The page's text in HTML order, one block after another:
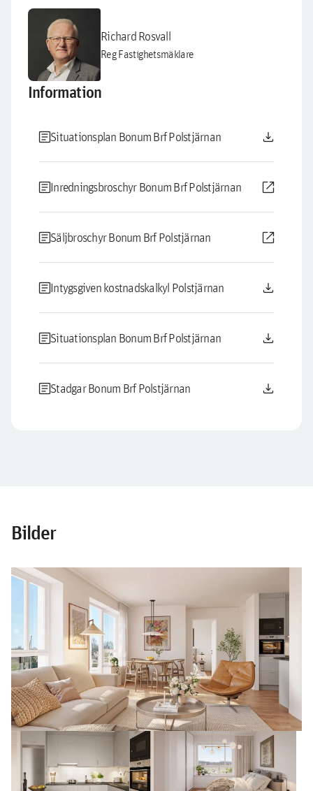
Richard Rosvall
Reg Fastighetsmäklare
Information
articleSituationsplan Bonum Brf Polstjärnan download
articleInredningsbroschyr Bonum Brf Polstjärnan open_in_new
articleSäljbroschyr Bonum Brf Polstjärnan open_in_new
articleIntygsgiven kostnadskalkyl Polstjärnan download
articleSituationsplan Bonum Brf Polstjärnan download
articleStadgar Bonum Brf Polstjärnan download
Bilder